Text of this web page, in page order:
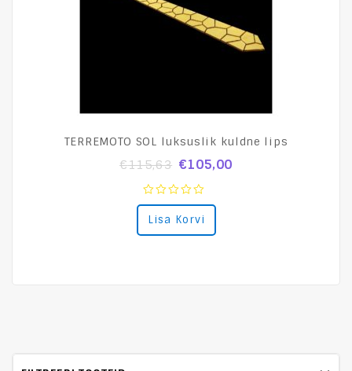
TERREMOTO SOL luksuslik kuldne lips
€115,63 €105,00
0
out
of
Lisa Korvi